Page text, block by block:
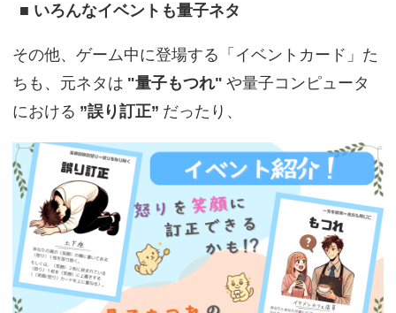
■ いろんなイベントも量子ネタ
その他、ゲーム中に登場する「イベントカード」た
ちも、元ネタは "量子もつれ" や量子コンピュータ
における ”誤り訂正” だったり、